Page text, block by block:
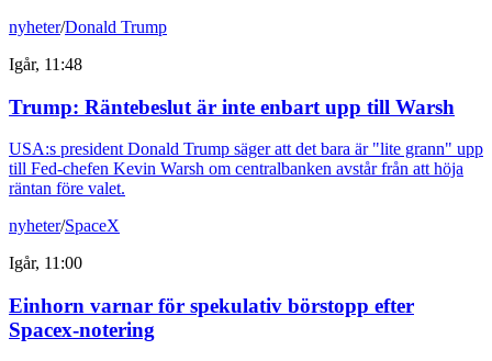
nyheter/Donald Trump
Igår, 11:48
Trump: Räntebeslut är inte enbart upp till Warsh
USA:s president Donald Trump säger att det bara är "lite grann" upp
till Fed-chefen Kevin Warsh om centralbanken avstår från att höja
räntan före valet.
nyheter/SpaceX
Igår, 11:00
Einhorn varnar för spekulativ börstopp efter
Spacex-notering